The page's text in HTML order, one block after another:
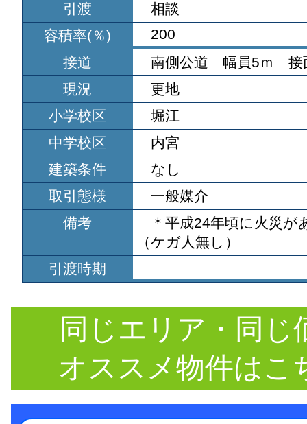
引渡
相談
容積率(％)
200
接道
南側公道 幅員5ｍ 接
現況
更地
小学校区
堀江
中学校区
内宮
建築条件
なし
取引態様
一般媒介
備考
＊平成24年頃に火災が
（ケガ人無し）
引渡時期
同じエリア・同じ
オススメ物件はこ